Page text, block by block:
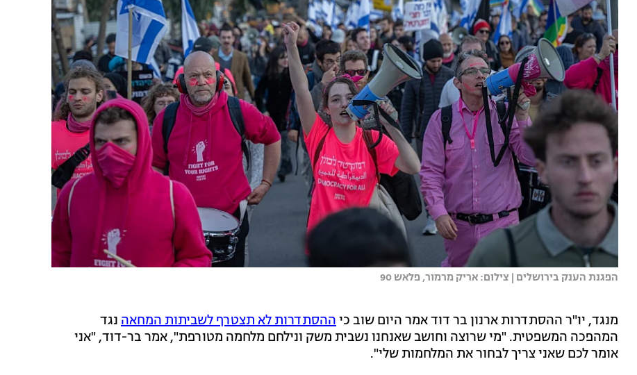
הפגנת הענק בירושלים | צילום: אריק מרמור, פלאש 90
מנגד, יו"ר ההסתדרות ארנון בר דוד אמר היום שוב כי ההסתדרות לא תצטרף לשביתות המחאה נגד
המהפכה המשפטית. "מי שרוצה וחושב שאנחנו נשבית משק ונילחם מלחמה מטורפת", אמר בר-דוד, "אני
אומר לכם שאני צריך לבחור את המלחמות שלי".